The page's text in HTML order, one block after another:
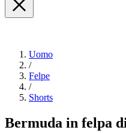
Uomo
/
Felpe
/
Shorts
Bermuda in felpa